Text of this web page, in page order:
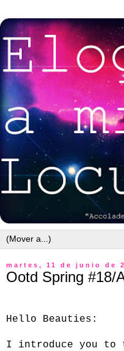
martes, 11 de junio de
Ootd Spring #18/
Hello Beauties:
I introduce you